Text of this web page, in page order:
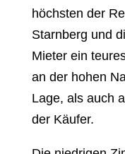
höchsten der
Starnberg und
Mieter ein
an der hohen
Lage, als auch
der Käufer.